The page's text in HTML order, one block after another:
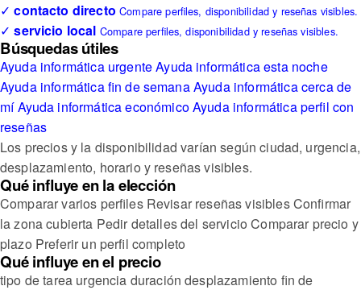
✓ contacto directo Compare perfiles, disponibilidad y reseñas visibles.
✓ servicio local Compare perfiles, disponibilidad y reseñas visibles.
Búsquedas útiles
Ayuda informática urgenteAyuda informática esta noche
Ayuda informática fin de semanaAyuda informática cerca de
mí Ayuda informática económicoAyuda informática perfil con
reseñas
Los precios y la disponibilidad varían según ciudad, urgencia,
desplazamiento, horario y reseñas visibles.
Qué influye en la elección
Comparar varios perfiles Revisar reseñas visiblesConfirmar
la zona cubierta Pedir detalles del servicio Comparar precio y
plazo Preferir un perfil completo
Qué influye en el precio
tipo de tarea urgencia duración desplazamiento fin de